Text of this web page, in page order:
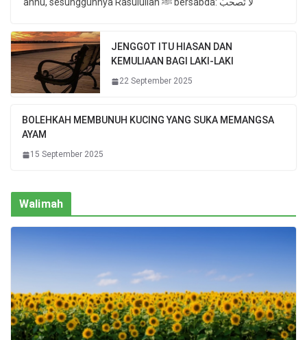
anhu, sesungguhnya Rasulullah ﷺ bersabda: لا تَصحبُ
JENGGOT ITU HIASAN DAN
KEMULIAAN BAGI LAKI-LAKI
22 September 2025
BOLEHKAH MEMBUNUH KUCING YANG SUKA MEMANGSA
AYAM
15 September 2025
Walimah